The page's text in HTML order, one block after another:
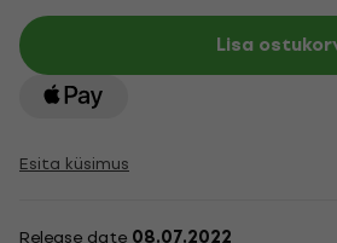
Lisa
Esita küsimus